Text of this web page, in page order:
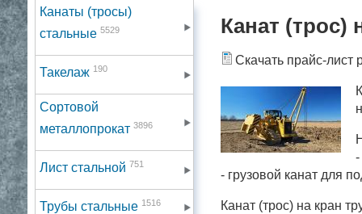
Канаты (тросы)
стальные 5529
Такелаж 190
Сортовой
металлопрокат 3896
Лист стальной 751
Трубы стальные 1516
Канат (трос)
Скачать прайс-лист
-
- грузовой канат для
Канат (трос) на кран